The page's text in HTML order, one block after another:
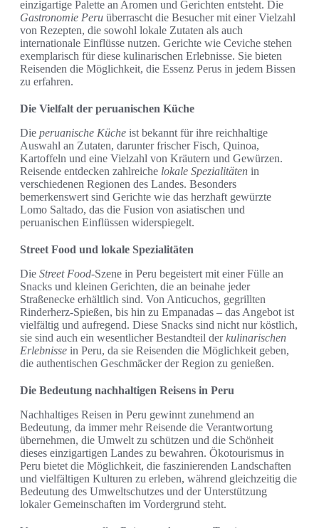
einzigartige Palette an Aromen und Gerichten entsteht. Die
Gastronomie Peru überrascht die Besucher mit einer Vielzahl
von Rezepten, die sowohl lokale Zutaten als auch
internationale Einflüsse nutzen. Gerichte wie Ceviche stehen
exemplarisch für diese kulinarischen Erlebnisse. Sie bieten
Reisenden die Möglichkeit, die Essenz Perus in jedem Bissen
zu erfahren.
Die Vielfalt der peruanischen Küche
Die peruanische Küche ist bekannt für ihre reichhaltige
Auswahl an Zutaten, darunter frischer Fisch, Quinoa,
Kartoffeln und eine Vielzahl von Kräutern und Gewürzen.
Reisende entdecken zahlreiche lokale Spezialitäten in
verschiedenen Regionen des Landes. Besonders
bemerkenswert sind Gerichte wie das herzhaft gewürzte
Lomo Saltado, das die Fusion von asiatischen und
peruanischen Einflüssen widerspiegelt.
Street Food und lokale Spezialitäten
Die Street Food-Szene in Peru begeistert mit einer Fülle an
Snacks und kleinen Gerichten, die an beinahe jeder
Straßenecke erhältlich sind. Von Anticuchos, gegrillten
Rinderherz-Spießen, bis hin zu Empanadas – das Angebot ist
vielfältig und aufregend. Diese Snacks sind nicht nur köstlich,
sie sind auch ein wesentlicher Bestandteil derkulinarischen
Erlebnisse in Peru, da sie Reisenden die Möglichkeit geben,
die authentischen Geschmäcker der Region zu genießen.
Die Bedeutung nachhaltigen Reisens in Peru
Nachhaltiges Reisen in Peru gewinnt zunehmend an
Bedeutung, da immer mehr Reisende die Verantwortung
übernehmen, die Umwelt zu schützen und die Schönheit
dieses einzigartigen Landes zu bewahren. Ökotourismus in
Peru bietet die Möglichkeit, die faszinierenden Landschaften
und vielfältigen Kulturen zu erleben, während gleichzeitig die
Bedeutung des Umweltschutzes und der Unterstützung
lokaler Gemeinschaften im Vordergrund steht.